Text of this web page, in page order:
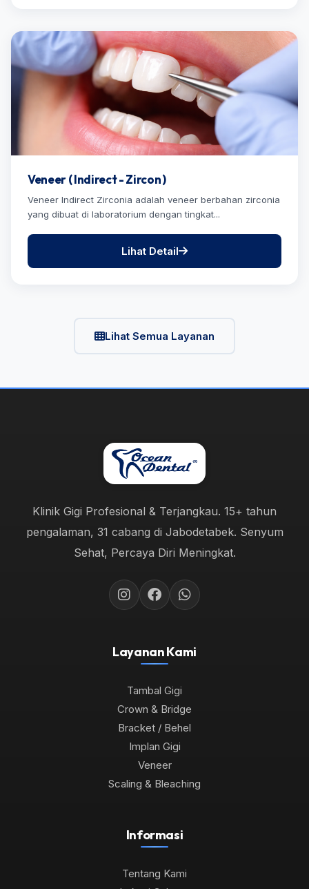
Veneer ( Indirect - Zircon )
Veneer Indirect Zirconia adalah veneer berbahan zirconia
yang dibuat di laboratorium dengan tingkat...
Lihat Detail
Lihat Semua Layanan
Klinik Gigi Profesional & Terjangkau. 15+ tahun
pengalaman, 31 cabang di Jabodetabek. Senyum
Sehat, Percaya Diri Meningkat.
Layanan Kami
Tambal Gigi
Crown & Bridge
Bracket / Behel
Implan Gigi
Veneer
Scaling & Bleaching
Informasi
Tentang Kami